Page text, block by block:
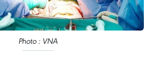
Photo : VNA